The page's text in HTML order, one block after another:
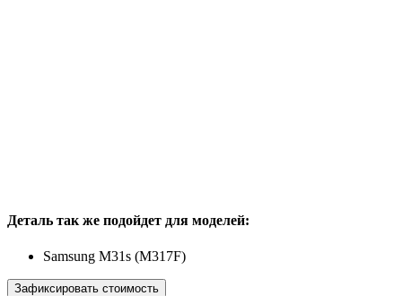
Деталь так же подойдет для моделей:
Samsung M31s (M317F)
Зафиксировать стоимость